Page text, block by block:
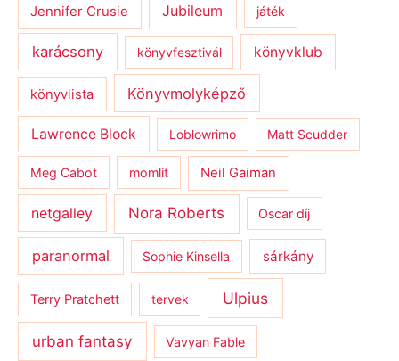
Jennifer Crusie Jubileum játék
karácsony könyvfesztivál könyvklub
könyvlista Könyvmolyképző
Lawrence Block Loblowrimo Matt Scudder
Meg Cabot momlit Neil Gaiman
netgalley Nora Roberts Oscar díj
paranormal Sophie Kinsella sárkány
Terry Pratchett tervek Ulpius
urban fantasy Vavyan Fable